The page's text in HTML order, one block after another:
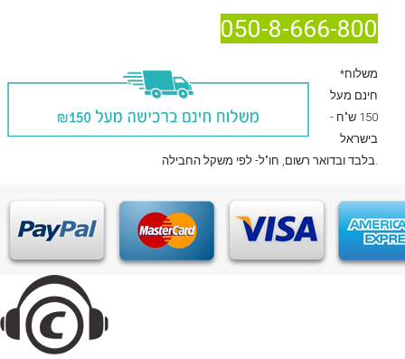
050-8-666-800
*משלוח
חינם מעל
150 ש"ח -
בישראל
בלבדובדואר רשום , חו"ל- לפי משקל החבילה.